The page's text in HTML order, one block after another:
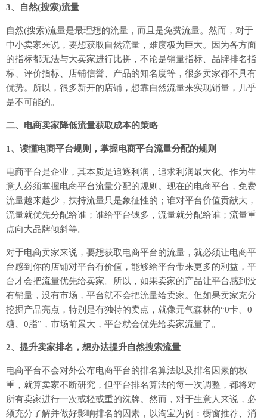
3、自然(搜索)流量
自然(搜索)流量是最理想的流量，而且是免费流量。然而，对于
中小卖家来说，要想获取自然流量，难度极为巨大。因为各方面
的指标都无法与大卖家进行比拼，不论是销量指标、品牌排名指
标、评价指标、店铺信誉、产品的知名度等，很多卖家都不具有
优势。所以，很多新开的店铺，想靠自然流量来实现销量，几乎
是不可能的。
二、电商卖家降低流量获取成本的策略
1、读懂电商平台规则，掌握电商平台流量分配的规则
电商平台是企业，其本质是追逐利润，追求利润最大化。作为生
意人必须掌握电商平台流量分配的规则。现在的电商平台，免费
流量越来越少，扶持流量只是象征性的；谁对平台价值贡献大，
流量就优先分配给谁；谁给平台钱多，流量就分配给谁；流量重
点向大品牌倾斜等。
对于电商卖家来说，要想获取电商平台的流量，就必须让电商平
台感到你的店铺对平台有价值，能够给平台带来更多的利益，平
台才会把流量优先给卖家。所以，如果卖家的产品让平台感到没
有销量，没有市场，平台就不会把流量给卖家。但如果卖家充分
挖掘产品亮点，特别是有独特的卖点，就像元气森林的“0卡、0
糖、0脂”，市场前景大，平台就会优先给卖家流量了。
2、提升卖家排名，想办法提升自然搜索流量
电商平台不会对外公布电商平台的排名算法以及排名因素的权
重，就算卖家不断研究，但平台排名算法的每一次调整，都将对
所有卖家进行一次或轻或重的洗牌。然而，对于生意人来说，必
须充分了解并做好影响排名的因素，以淘宝为例：橱窗推荐、消